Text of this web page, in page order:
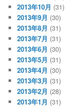
2013年10月 (31)
2013年9月 (30)
2013年8月 (31)
2013年7月 (31)
2013年6月 (30)
2013年5月 (31)
2013年4月 (30)
2013年3月 (31)
2013年2月 (28)
2013年1月 (31)